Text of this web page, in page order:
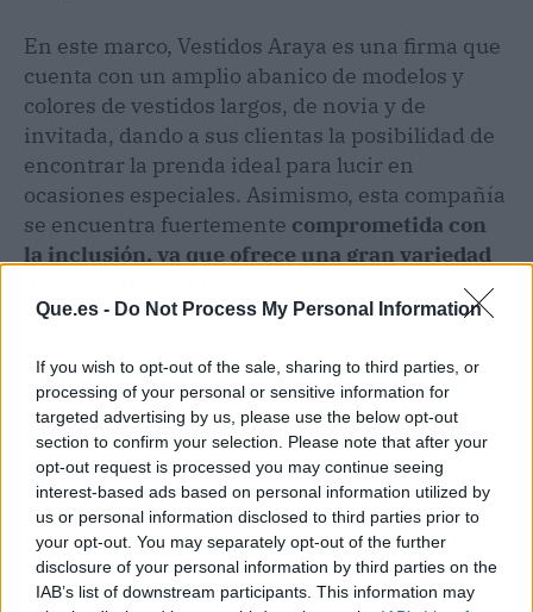
Que.es - Do Not Process My Personal Information
If you wish to opt-out of the sale, sharing to third parties, or
processing of your personal or sensitive information for
targeted advertising by us, please use the below opt-out
section to confirm your selection. Please note that after your
opt-out request is processed you may continue seeing
interest-based ads based on personal information utilized by
us or personal information disclosed to third parties prior to
your opt-out. You may separately opt-out of the further
disclosure of your personal information by third parties on the
IAB’s list of downstream participants. This information may
En este marco, Vestidos Araya es una firma que
cuenta con un amplio abanico de modelos y
colores de vestidos largos, de novia y de
invitada, dando a sus clientas la posibilidad de
encontrar la prenda ideal para lucir en
ocasiones especiales. Asimismo, esta compañía
se encuentra fuertemente comprometida con
la inclusión, ya que ofrece una gran variedad
de tallas de vestidos, las cuales llegan hasta la
54.
En la tiendaonlinede Vestidos Araya, es
posible descubrir las colecciones de vestidos
para todos cuerpos, así como una distinguida
selección de bolsos, zapatos y bisutería para
completar ellook.
Artículo anterior
Listado telefónico de
Artículo siguiente
El amplio catálogo de